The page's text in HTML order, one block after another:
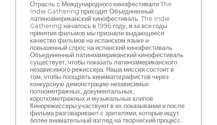
Отрасль с Международного кинофестиваля The
Indie Gathering приходит Объединенный
латиноамериканский кинофестиваль. The Indie
Gathering началось в 1996 году, и за все годы
принятия фильмов мы признали выдающееся
качество фильмов на испанском языке и
повышенный спрос на испанский кинофестиваль.
Объединенный латиноамериканский кинофестиваль
существует, чтобы показать латиноамериканского
независимого режиссера. Наша миссия состоит в
том, чтобы поощрять кинематографистов через
конкурсную демонстрацию независимых
полнометражных, документальных,
короткометражных и музыкальных клипов.
Кинорежиссеры участвуют в их показывании и после
фильма разговаривают с зрителями, которые ищут
более внимательный взгляд на творческий процесс.